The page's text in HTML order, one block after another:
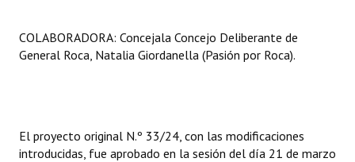
COLABORADORA: Concejala Concejo Deliberante de
General Roca, Natalia Giordanella (Pasión por Roca).
El proyecto original N.º 33/24, con las modificaciones
introducidas, fue aprobado en la sesión del día 21 de marzo